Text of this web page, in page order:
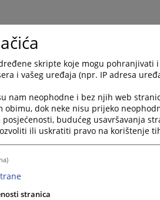
skripte koje mogu pohranjivati
i vašeg uređaja (npr. IP adresa
nam neophodne i bez njih web
obimu, dok neke nisu prijeko
budućeg usavršavanja
ili uskratiti pravo na korištenje
stranica